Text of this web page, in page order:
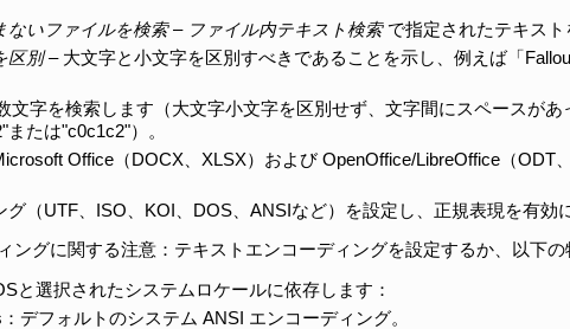
ないファイルを検索– ファイル内テキスト検索で指定されたテキスト
区別– 大文字と小文字を区別すべきであることを示し、例えば「
文字を検索します（大文字小文字を区別せず、文字間にスペースがあ
たは"c0c1c2"）。
Office（DOCX、XLSX）および OpenOffice/LibreOffice（ODT
グ（UTF、ISO、KOI、DOS、ANSIなど）を設定し、正規表現を有効
ングに関する注意：テキストエンコーディングを設定するか、以下
と選択されたシステムロケールに依存します：
デフォルトのシステム ANSI エンコーディング。